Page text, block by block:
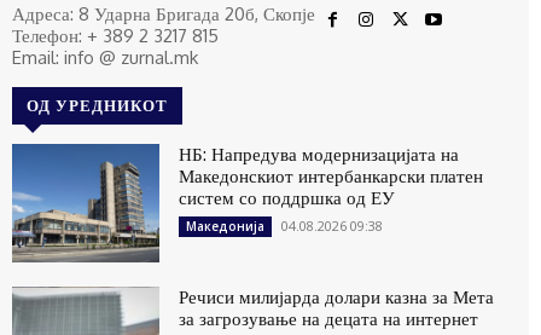
Адреса: 8 Ударна Бригада 20б, Скопје
Телефон: + 389 2 3217 815
Email: info @ zurnal.mk
ОД УРЕДНИКОТ
НБ: Напредува модернизацијата на
Македонскиот интербанкарски платен
систем со поддршка од ЕУ
Македонија 04.08.2026 09:38
Речиси милијарда долари казна за Мета
за загрозување на децата на интернет